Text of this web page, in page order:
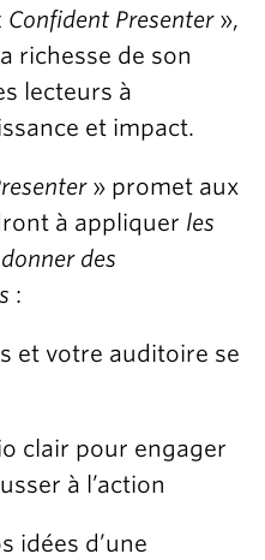
Confident Presenter»,
richesse de son
lecteurs à
et impact.
» promet aux
à appliquer les
des
:
et votre auditoire se
clair pour engager
à l’action
idées d’une